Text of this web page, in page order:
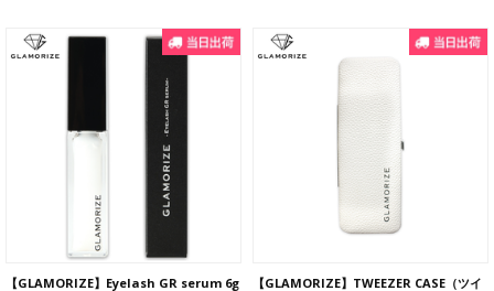
【GLAMORIZE】Eyelash GR serum 6g 【GLAMORIZE】TWEEZER CASE（ツイ